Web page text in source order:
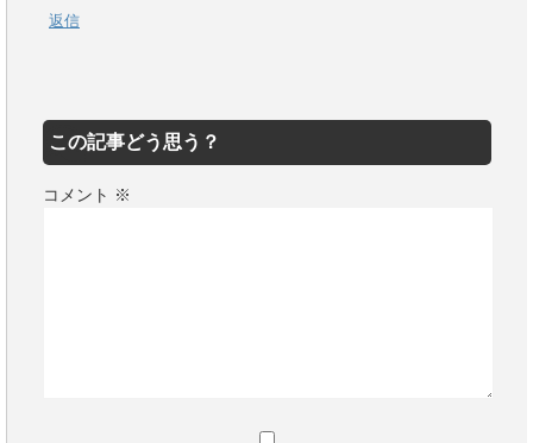
返信
この記事どう思う？
コメント ※